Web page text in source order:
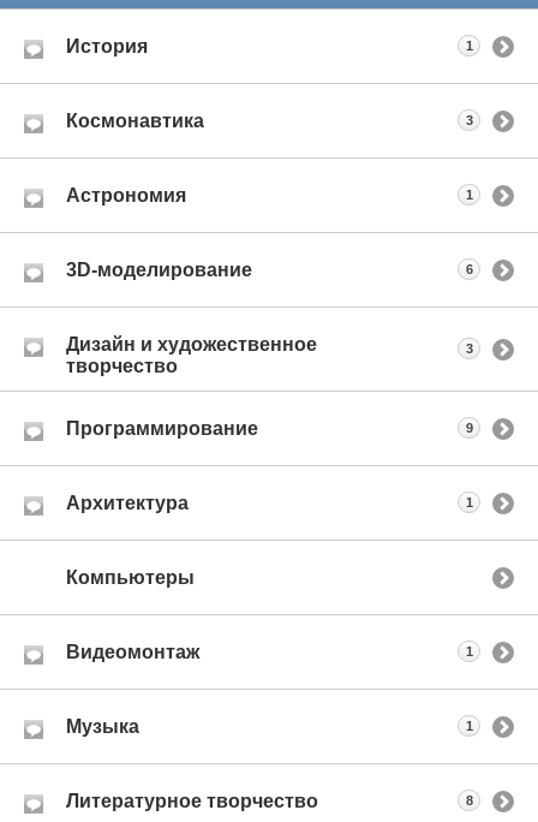
История 1
Космонавтика 3
Астрономия 1
3D-моделирование 6
Дизайн и художественное
творчество
3
Программирование 9
Архитектура 1
Компьютеры
Видеомонтаж 1
Музыка 1
Литературное творчество 8